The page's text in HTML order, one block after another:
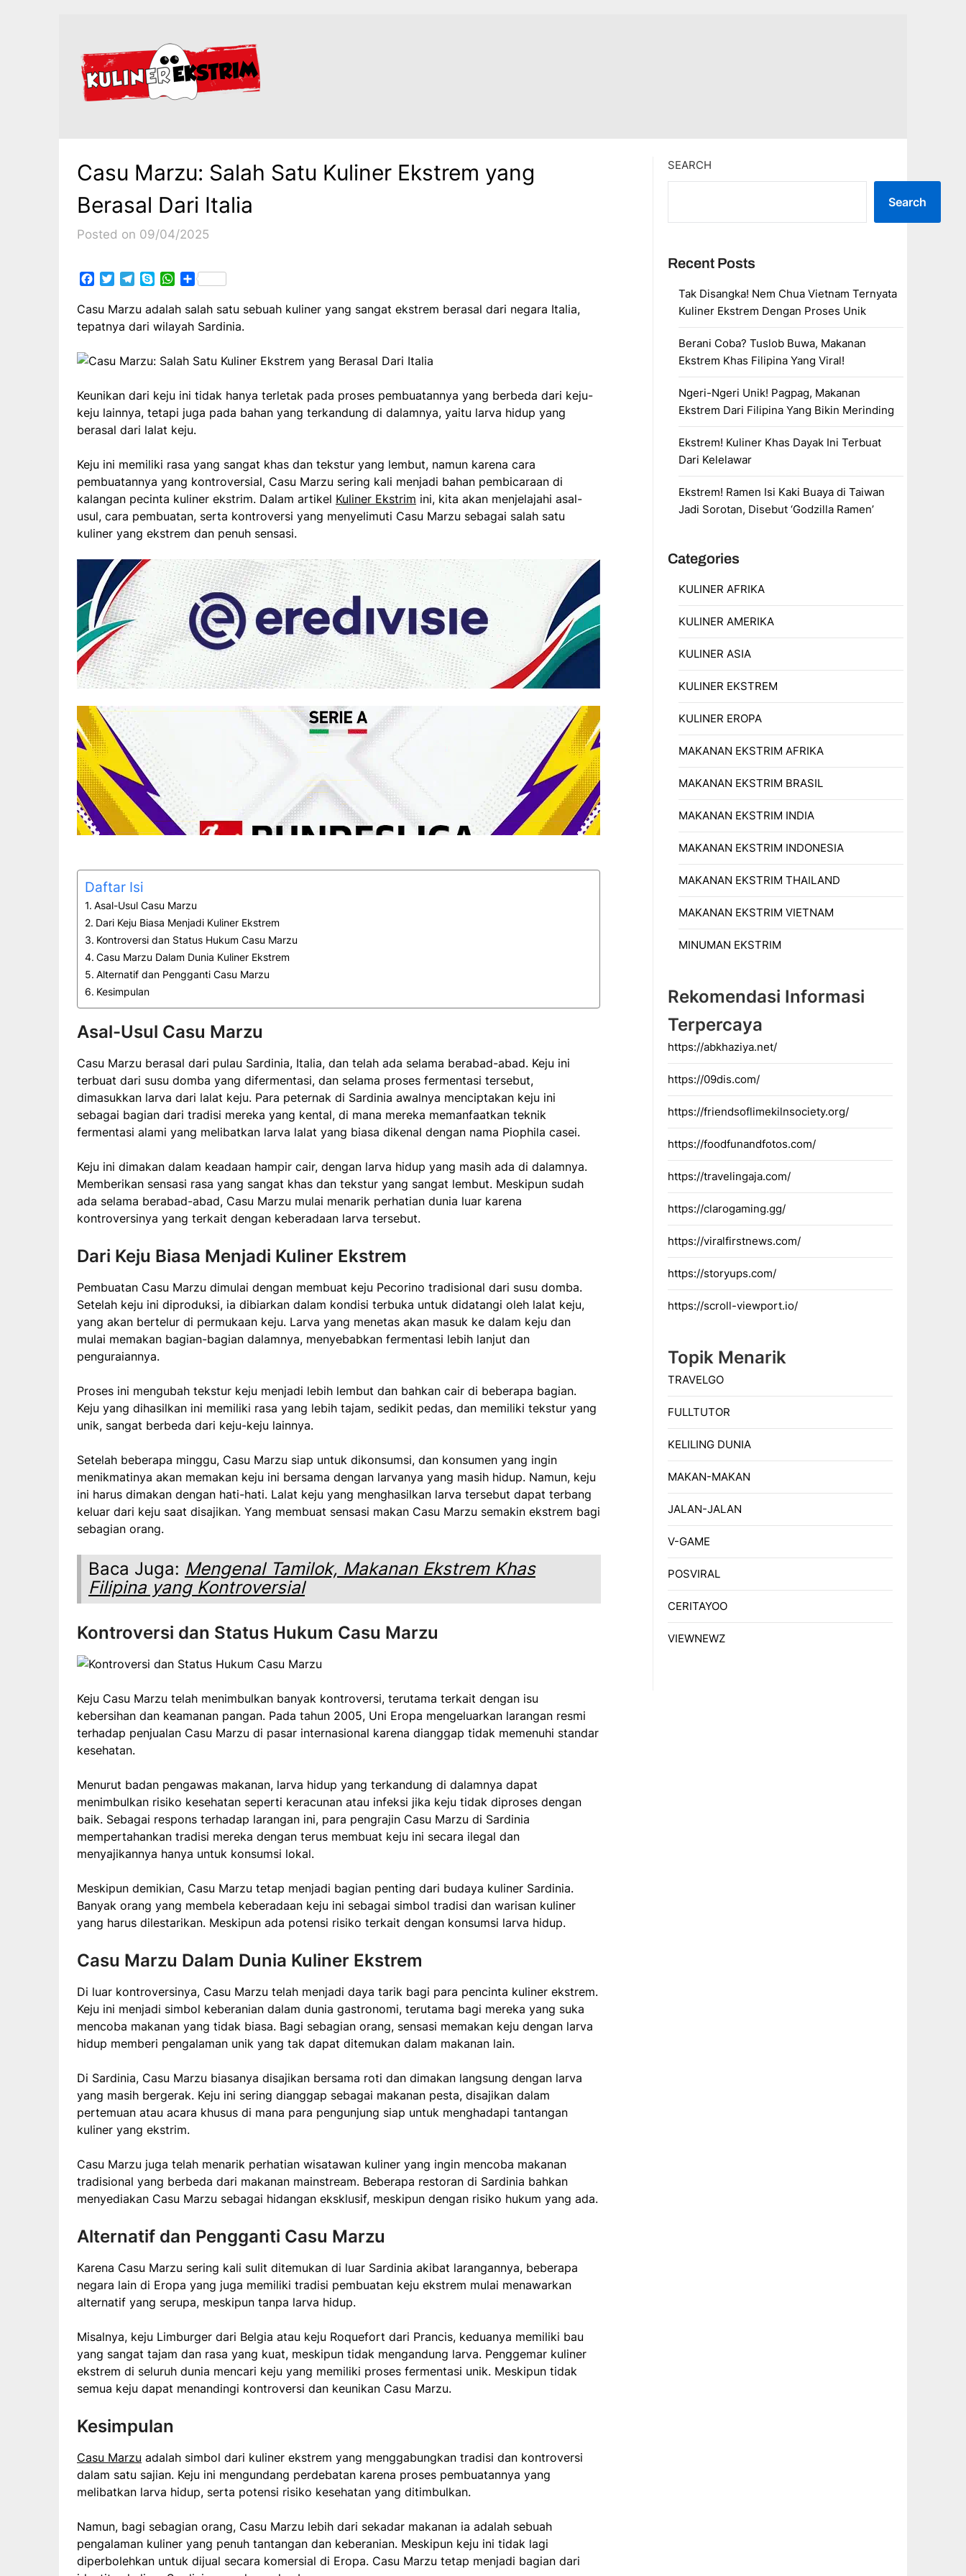
Casu Marzu: Salah Satu Kuliner Ekstrem yang
Berasal Dari Italia
Posted on 09/04/2025
Facebook
TwitterTelegram
SkypeWhatsApp
Share
Casu Marzu adalah salah satu sebuah kuliner yang sangat ekstrem berasal dari negara Italia,
tepatnya dari wilayah Sardinia.
Keunikan dari keju ini tidak hanya terletak pada proses pembuatannya yang berbeda dari keju-
keju lainnya, tetapi juga pada bahan yang terkandung di dalamnya, yaitu larva hidup yang
berasal dari lalat keju.
Keju ini memiliki rasa yang sangat khas dan tekstur yang lembut, namun karena cara
pembuatannya yang kontroversial, Casu Marzu sering kali menjadi bahan pembicaraan di
kalangan pecinta kuliner ekstrim. Dalam artikel Kuliner Ekstrim ini, kita akan menjelajahi asal-
usul, cara pembuatan, serta kontroversi yang menyelimuti Casu Marzu sebagai salah satu
kuliner yang ekstrem dan penuh sensasi.
Daftar Isi
Asal-Usul Casu Marzu
Dari Keju Biasa Menjadi Kuliner Ekstrem
Kontroversi dan Status Hukum Casu Marzu
Casu Marzu Dalam Dunia Kuliner Ekstrem
Alternatif dan Pengganti Casu Marzu
Kesimpulan
Asal-Usul Casu Marzu
Casu Marzu berasal dari pulau Sardinia, Italia, dan telah ada selama berabad-abad. Keju ini
terbuat dari susu domba yang difermentasi, dan selama proses fermentasi tersebut,
dimasukkan larva dari lalat keju. Para peternak di Sardinia awalnya menciptakan keju ini
sebagai bagian dari tradisi mereka yang kental, di mana mereka memanfaatkan teknik
fermentasi alami yang melibatkan larva lalat yang biasa dikenal dengan nama Piophila casei.
Keju ini dimakan dalam keadaan hampir cair, dengan larva hidup yang masih ada di dalamnya.
Memberikan sensasi rasa yang sangat khas dan tekstur yang sangat lembut. Meskipun sudah
ada selama berabad-abad, Casu Marzu mulai menarik perhatian dunia luar karena
kontroversinya yang terkait dengan keberadaan larva tersebut.
Dari Keju Biasa Menjadi Kuliner Ekstrem
Pembuatan Casu Marzu dimulai dengan membuat keju Pecorino tradisional dari susu domba.
Setelah keju ini diproduksi, ia dibiarkan dalam kondisi terbuka untuk didatangi oleh lalat keju,
yang akan bertelur di permukaan keju. Larva yang menetas akan masuk ke dalam keju dan
mulai memakan bagian-bagian dalamnya, menyebabkan fermentasi lebih lanjut dan
penguraiannya.
Proses ini mengubah tekstur keju menjadi lebih lembut dan bahkan cair di beberapa bagian.
Keju yang dihasilkan ini memiliki rasa yang lebih tajam, sedikit pedas, dan memiliki tekstur yang
unik, sangat berbeda dari keju-keju lainnya.
Setelah beberapa minggu, Casu Marzu siap untuk dikonsumsi, dan konsumen yang ingin
menikmatinya akan memakan keju ini bersama dengan larvanya yang masih hidup. Namun, keju
ini harus dimakan dengan hati-hati. Lalat keju yang menghasilkan larva tersebut dapat terbang
keluar dari keju saat disajikan. Yang membuat sensasi makan Casu Marzu semakin ekstrem bagi
sebagian orang.
Baca Juga: Mengenal Tamilok, Makanan Ekstrem Khas
Filipina yang Kontroversial
Kontroversi dan Status Hukum Casu Marzu
Keju Casu Marzu telah menimbulkan banyak kontroversi, terutama terkait dengan isu
kebersihan dan keamanan pangan. Pada tahun 2005, Uni Eropa mengeluarkan larangan resmi
terhadap penjualan Casu Marzu di pasar internasional karena dianggap tidak memenuhi standar
kesehatan.
Menurut badan pengawas makanan, larva hidup yang terkandung di dalamnya dapat
menimbulkan risiko kesehatan seperti keracunan atau infeksi jika keju tidak diproses dengan
baik. Sebagai respons terhadap larangan ini, para pengrajin Casu Marzu di Sardinia
mempertahankan tradisi mereka dengan terus membuat keju ini secara ilegal dan
menyajikannya hanya untuk konsumsi lokal.
Meskipun demikian, Casu Marzu tetap menjadi bagian penting dari budaya kuliner Sardinia.
Banyak orang yang membela keberadaan keju ini sebagai simbol tradisi dan warisan kuliner
yang harus dilestarikan. Meskipun ada potensi risiko terkait dengan konsumsi larva hidup.
Casu Marzu Dalam Dunia Kuliner Ekstrem
Di luar kontroversinya, Casu Marzu telah menjadi daya tarik bagi para pencinta kuliner ekstrem.
Keju ini menjadi simbol keberanian dalam dunia gastronomi, terutama bagi mereka yang suka
mencoba makanan yang tidak biasa. Bagi sebagian orang, sensasi memakan keju dengan larva
hidup memberi pengalaman unik yang tak dapat ditemukan dalam makanan lain.
Di Sardinia, Casu Marzu biasanya disajikan bersama roti dan dimakan langsung dengan larva
yang masih bergerak. Keju ini sering dianggap sebagai makanan pesta, disajikan dalam
pertemuan atau acara khusus di mana para pengunjung siap untuk menghadapi tantangan
kuliner yang ekstrim.
Casu Marzu juga telah menarik perhatian wisatawan kuliner yang ingin mencoba makanan
tradisional yang berbeda dari makanan mainstream. Beberapa restoran di Sardinia bahkan
menyediakan Casu Marzu sebagai hidangan eksklusif, meskipun dengan risiko hukum yang ada.
Alternatif dan Pengganti Casu Marzu
Karena Casu Marzu sering kali sulit ditemukan di luar Sardinia akibat larangannya, beberapa
negara lain di Eropa yang juga memiliki tradisi pembuatan keju ekstrem mulai menawarkan
alternatif yang serupa, meskipun tanpa larva hidup.
Misalnya, keju Limburger dari Belgia atau keju Roquefort dari Prancis, keduanya memiliki bau
yang sangat tajam dan rasa yang kuat, meskipun tidak mengandung larva. Penggemar kuliner
ekstrem di seluruh dunia mencari keju yang memiliki proses fermentasi unik. Meskipun tidak
semua keju dapat menandingi kontroversi dan keunikan Casu Marzu.
Kesimpulan
Casu Marzu adalah simbol dari kuliner ekstrem yang menggabungkan tradisi dan kontroversi
dalam satu sajian. Keju ini mengundang perdebatan karena proses pembuatannya yang
melibatkan larva hidup, serta potensi risiko kesehatan yang ditimbulkan.
Namun, bagi sebagian orang, Casu Marzu lebih dari sekadar makanan ia adalah sebuah
pengalaman kuliner yang penuh tantangan dan keberanian. Meskipun keju ini tidak lagi
diperbolehkan untuk dijual secara komersial di Eropa. Casu Marzu tetap menjadi bagian dari
SEARCH
Search
Recent Posts
Tak Disangka! Nem Chua Vietnam Ternyata
Kuliner Ekstrem Dengan Proses Unik
Berani Coba? Tuslob Buwa, Makanan
Ekstrem Khas Filipina Yang Viral!
Ngeri-Ngeri Unik! Pagpag, Makanan
Ekstrem Dari Filipina Yang Bikin Merinding
Ekstrem! Kuliner Khas Dayak Ini Terbuat
Dari Kelelawar
Ekstrem! Ramen Isi Kaki Buaya di Taiwan
Jadi Sorotan, Disebut ‘Godzilla Ramen’
Categories
KULINER AFRIKA
KULINER AMERIKA
KULINER ASIA
KULINER EKSTREM
KULINER EROPA
MAKANAN EKSTRIM AFRIKA
MAKANAN EKSTRIM BRASIL
MAKANAN EKSTRIM INDIA
MAKANAN EKSTRIM INDONESIA
MAKANAN EKSTRIM THAILAND
MAKANAN EKSTRIM VIETNAM
MINUMAN EKSTRIM
Rekomendasi Informasi
Terpercaya
https://abkhaziya.net/
https://09dis.com/
https://friendsoflimekilnsociety.org/
https://foodfunandfotos.com/
https://travelingaja.com/
https://clarogaming.gg/
https://viralfirstnews.com/
https://storyups.com/
https://scroll-viewport.io/
Topik Menarik
TRAVELGO
FULLTUTOR
KELILING DUNIA
MAKAN-MAKAN
JALAN-JALAN
V-GAME
POSVIRAL
CERITAYOO
VIEWNEWZ